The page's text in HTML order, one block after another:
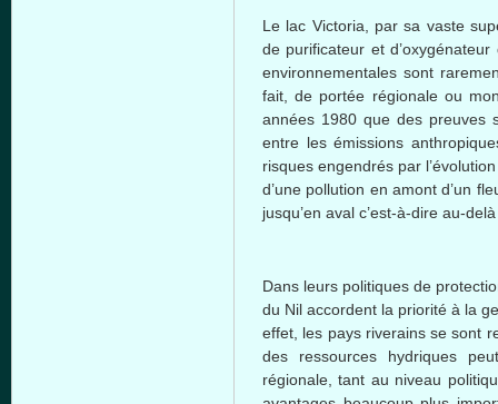
Le lac Victoria, par sa vaste
de purificateur et
environnementales sont
fait, de portée régionale ou
années 1980 que des preuves
entre les émissions
risques engendrés par
d’une pollution en amont d’un
jusqu’en aval c’est-à-dire au-
Dans leurs politiques de
du Nil accordent la priorité à la
effet, les pays riverains se sont
des ressources hydriques
régionale, tant au niveau